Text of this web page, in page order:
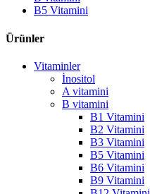
B5 Vitamini
Ürünler
Vitaminler
İnositol
A vitamini
B vitamini
B1 Vitamini
B2 Vitamini
B3 Vitamini
B5 Vitamini
B6 Vitamini
B9 Vitamini